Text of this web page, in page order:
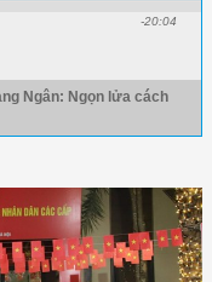
-20:04
Ngân: Ngọn lửa cách